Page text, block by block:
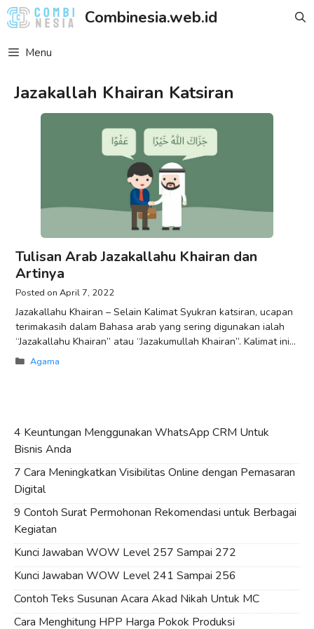
Skip
to
Combinesia.web.id
Menu
Jazakallah Khairan Katsiran
Tulisan Arab Jazakallahu Khairan dan
Artinya
April 7, 2022
Jazakallahu Khairan – Selain Kalimat Syukran katsiran, ucapan
terimakasih dalam Bahasa arab yang sering digunakan ialah
“Jazakallahu Khairan” atau “Jazakumullah Khairan”. Kalimat ini
digunakan sebagai bentuk rasa terimakasih setiap insan
Categories
Agama
4 Keuntungan Menggunakan WhatsApp CRM Untuk
Bisnis Anda
7 Cara Meningkatkan Visibilitas Online dengan Pemasaran
Digital
9 Contoh Surat Permohonan Rekomendasi untuk Berbagai
Kegiatan
Kunci Jawaban WOW Level 257 Sampai 272
Kunci Jawaban WOW Level 241 Sampai 256
Contoh Teks Susunan Acara Akad Nikah Untuk MC
Cara Menghitung HPP Harga Pokok Produksi